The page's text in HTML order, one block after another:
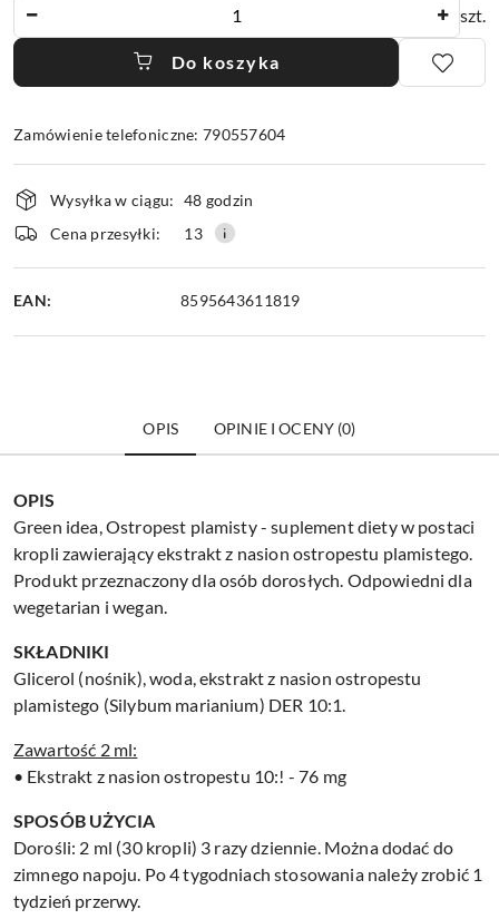
szt.
Do koszyka
Zamówienie telefoniczne: 790557604
Dostępność
i
dostawa
Wysyłka w ciągu: 48 godzin
Cena przesyłki:
13
EAN: 8595643611819
OPIS OPINIE I OCENY (0)
OPIS
Green idea, Ostropest plamisty - suplement diety w postaci
kropli zawierający ekstrakt z nasion ostropestu plamistego.
Produkt przeznaczony dla osób dorosłych. Odpowiedni dla
wegetarian i wegan.
SKŁADNIKI
Glicerol (nośnik), woda, ekstrakt z nasion ostropestu
plamistego (Silybum marianium) DER 10:1.
Zawartość 2 ml:
• Ekstrakt z nasion ostropestu 10:! - 76 mg
SPOSÓB UŻYCIA
Dorośli: 2 ml (30 kropli) 3 razy dziennie. Można dodać do
zimnego napoju. Po 4 tygodniach stosowania należy zrobić 1
tydzień przerwy.